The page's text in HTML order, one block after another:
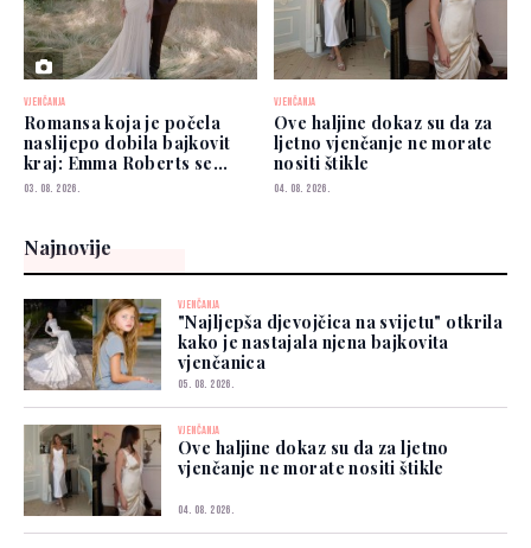
VJENČANJA
Romansa koja je počela
naslijepo dobila bajkovit
kraj: Emma Roberts se
udala
03. 08. 2026.
VJENČANJA
Ove haljine dokaz su da za
ljetno vjenčanje ne morate
nositi štikle
04. 08. 2026.
Najnovije
VJENČANJA
"Najljepša djevojčica na svijetu" otkrila
kako je nastajala njena bajkovita
vjenčanica
05. 08. 2026.
VJENČANJA
Ove haljine dokaz su da za ljetno
vjenčanje ne morate nositi štikle
04. 08. 2026.